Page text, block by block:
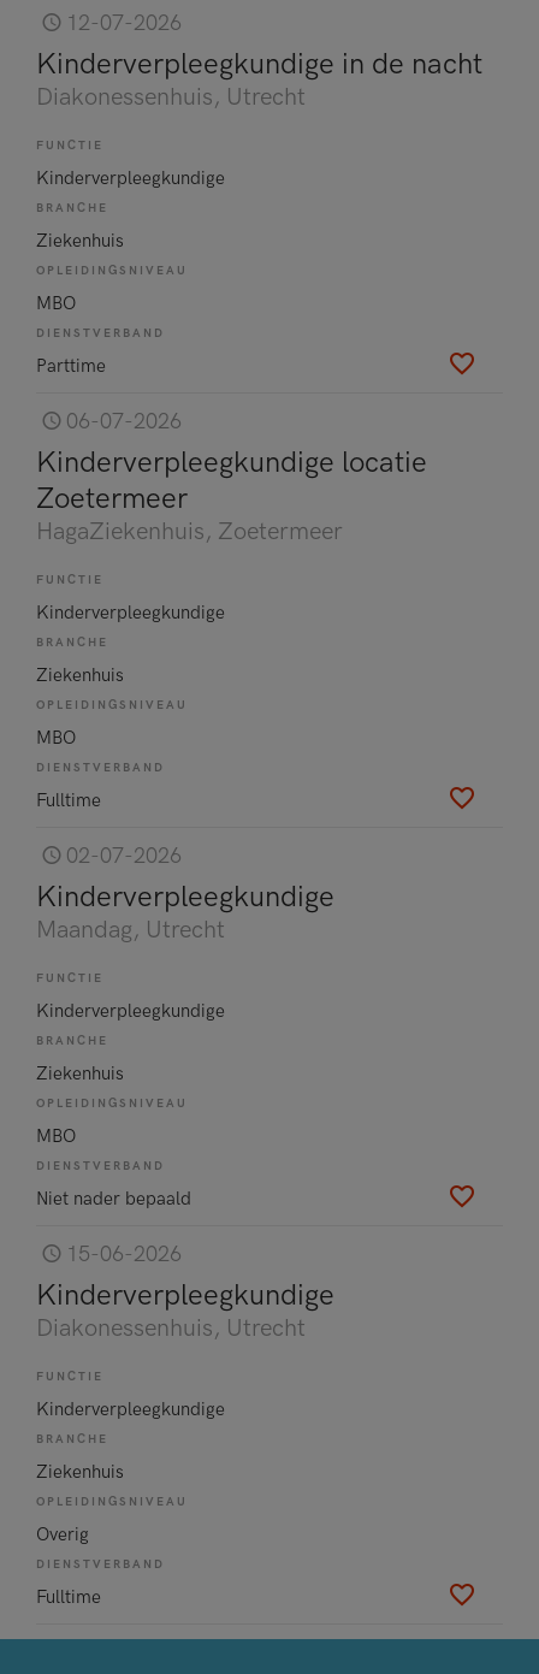
12-07-2026
Kinderverpleegkundige in de nacht
Diakonessenhuis, Utrecht
FUNCTIE
Kinderverpleegkundige
BRANCHE
Ziekenhuis
OPLEIDINGSNIVEAU
MBO
DIENSTVERBAND
Parttime
06-07-2026
Kinderverpleegkundige locatie
Zoetermeer
HagaZiekenhuis, Zoetermeer
FUNCTIE
Kinderverpleegkundige
BRANCHE
Ziekenhuis
OPLEIDINGSNIVEAU
MBO
DIENSTVERBAND
Fulltime
02-07-2026
Kinderverpleegkundige
Maandag, Utrecht
FUNCTIE
Kinderverpleegkundige
BRANCHE
Ziekenhuis
OPLEIDINGSNIVEAU
MBO
DIENSTVERBAND
Niet nader bepaald
15-06-2026
Kinderverpleegkundige
Diakonessenhuis, Utrecht
FUNCTIE
Kinderverpleegkundige
BRANCHE
Ziekenhuis
OPLEIDINGSNIVEAU
Overig
DIENSTVERBAND
Fulltime